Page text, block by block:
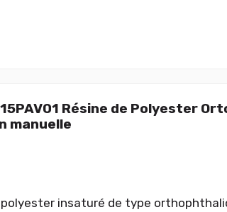
Résine de Polyester
manuelle
polyester insaturé de type